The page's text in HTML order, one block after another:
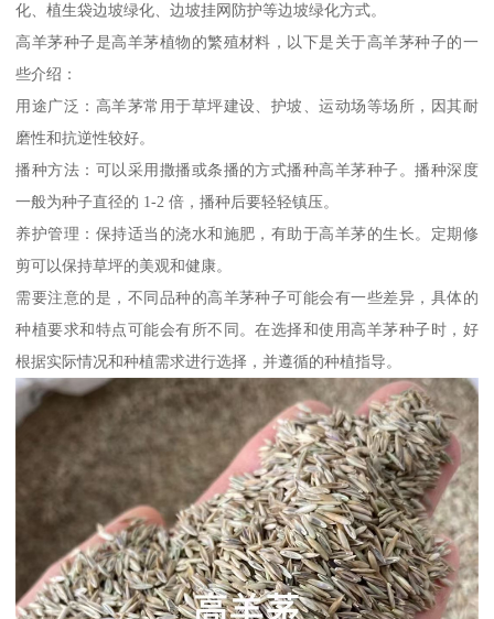
化、植生袋边坡绿化、边坡挂网防护等边坡绿化方式。
高羊茅种子是高羊茅植物的繁殖材料，以下是关于高羊茅种子的一
些介绍：
用途广泛：高羊茅常用于草坪建设、护坡、运动场等场所，因其耐
磨性和抗逆性较好。
播种方法：可以采用撒播或条播的方式播种高羊茅种子。播种深度
一般为种子直径的 1-2 倍，播种后要轻轻镇压。
养护管理：保持适当的浇水和施肥，有助于高羊茅的生长。定期修
剪可以保持草坪的美观和健康。
需要注意的是，不同品种的高羊茅种子可能会有一些差异，具体的
种植要求和特点可能会有所不同。在选择和使用高羊茅种子时，好
根据实际情况和种植需求进行选择，并遵循的种植指导。